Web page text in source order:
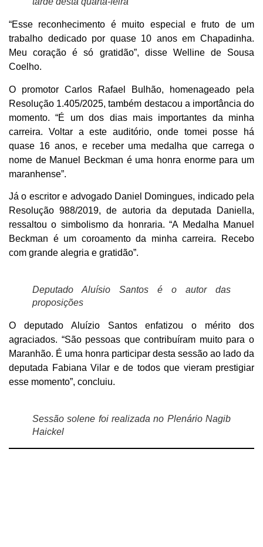
“Esse reconhecimento é muito especial e fruto de um
trabalho dedicado por quase 10 anos em Chapadinha.
Meu coração é só gratidão”, disse Welline de Sousa
Coelho.
O promotor Carlos Rafael Bulhão, homenageado pela
Resolução 1.405/2025, também destacou a importância do
momento. “É um dos dias mais importantes da minha
carreira. Voltar a este auditório, onde tomei posse há
quase 16 anos, e receber uma medalha que carrega o
nome de Manuel Beckman é uma honra enorme para um
maranhense”.
Já o escritor e advogado Daniel Domingues, indicado pela
Resolução 988/2019, de autoria da deputada Daniella,
ressaltou o simbolismo da honraria. “A Medalha Manuel
Beckman é um coroamento da minha carreira. Recebo
com grande alegria e gratidão”.
Deputado Aluísio Santos é o autor das
proposições
O deputado Aluízio Santos enfatizou o mérito dos
agraciados. “São pessoas que contribuíram muito para o
Maranhão. É uma honra participar desta sessão ao lado da
deputada Fabiana Vilar e de todos que vieram prestigiar
esse momento”, concluiu.
Sessão solene foi realizada no Plenário Nagib
Haickel